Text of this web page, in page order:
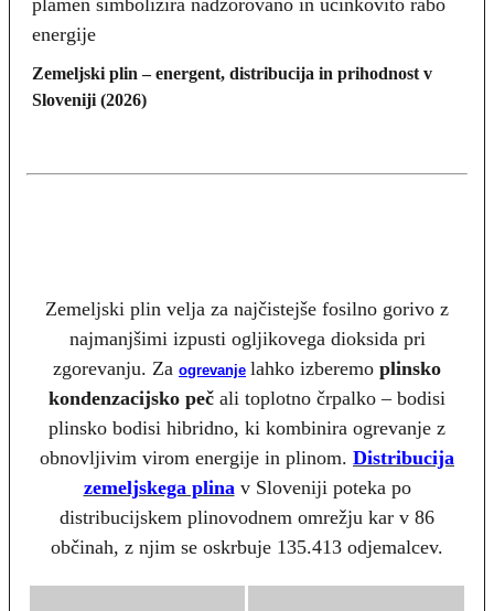
Zemeljski plin – energent, distribucija in prihodnost v
Sloveniji (2026)
Zemeljski plin velja za najčistejše fosilno gorivo z
najmanjšimi izpusti ogljikovega dioksida pri
zgorevanju. Za ogrevanje lahko izberemo plinsko
kondenzacijsko peč ali toplotno črpalko – bodisi
plinsko bodisi hibridno, ki kombinira ogrevanje z
obnovljivim virom energije in plinom. Distribucija
zemeljskega plina v Sloveniji poteka po
distribucijskem plinovodnem omrežju kar v 86
občinah, z njim se oskrbuje 135.413 odjemalcev.